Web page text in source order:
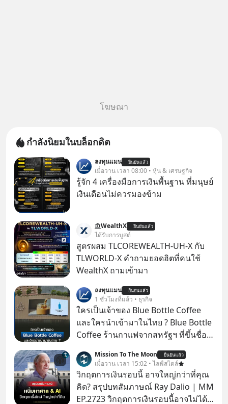
โฆษณา
กำลังนิยมในบล็อกดิต
ลงทุนแมน ยืนยันแล้ว
เมื่อวาน เวลา 08:00 • หุ้น & เศรษฐกิจ
รู้จัก 4 เครื่องมือการเงินพื้นฐาน ที่มนุษย์
เงินเดือนไม่ควรมองข้าม
WealthX ยืนยันแล้ว
ได้รับการบูสต์
สูตรผสม TLCOREWEALTH-UH-X กับ
TLWORLD-X คำถามยอดฮิตที่คนใช้
WealthX ถามเข้ามา
ลงทุนแมน ยืนยันแล้ว
1 ชั่วโมงที่แล้ว • ธุรกิจ
ใครเป็นเจ้าของ Blue Bottle Coffee
และใครนำเข้ามาในไทย ? Blue Bottle
Coffee ร้านกาแฟจากสหรัฐฯ ที่ขึ้นชื่อ
แรกในประเทศไทย ที่ Central Park
Mission To The Moon ยืนยันแล้ว
เมื่อวาน เวลา 15:02 • ไลฟ์สไตล์
วิกฤตการเงินรอบนี้ อาจใหญ่กว่าที่คุณ
คิด? สรุปบทสัมภาษณ์ Ray Dalio | MM
EP.2723 วิกฤตการเงินรอบนี้อาจไม่ได้